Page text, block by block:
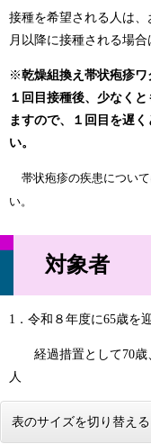
接種を希望される人は
月以降に接種される場合
※乾燥組換え帯状疱疹ワ
１回目接種後、少なく
ますので、１回目を遅
い。
帯状疱疹の疾患につい
い。
対象者
1．令和８年度に65歳
経過措置として70歳、
人
表のサイズを切り替える